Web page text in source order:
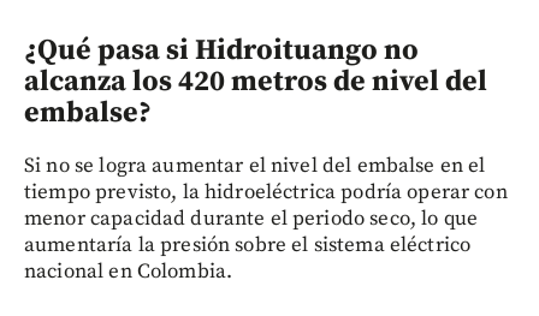
¿Qué pasa si Hidroituango no
alcanza los 420 metros de nivel del
embalse?
Si no se logra aumentar el nivel del embalse en el
tiempo previsto, la hidroeléctrica podría operar con
menor capacidad durante el periodo seco, lo que
aumentaría la presión sobre el sistema eléctrico
nacional en Colombia.